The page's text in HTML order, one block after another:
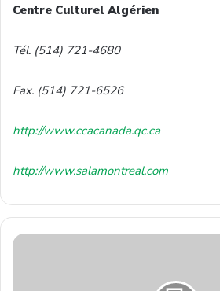
Centre Culturel Algérien
Tél. (514) 721-4680
Fax. (514) 721-6526
http://www.ccacanada.qc.ca
http://www.salamontreal.com